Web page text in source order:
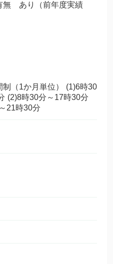
無 あり（前年度実績
制（1か月単位） (1)6時30
(2)8時30分～17時30分
21時30分